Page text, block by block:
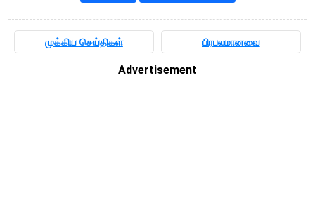
முக்கிய செய்திகள் பிரபலமானவை
Advertisement